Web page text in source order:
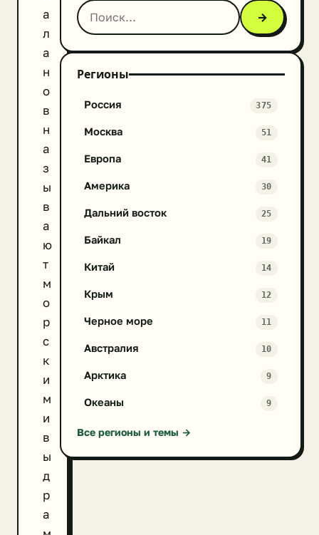
а
л
а
н
о
в
н
а
з
ы
в
а
ю
т
м
о
р
с
к
и
м
и
в
ы
д
р
а
→
Регионы
Россия 375
Москва 51
Европа 41
Америка 30
Дальний восток 25
Байкал 19
Китай 14
Крым 12
Черное море 11
Австралия 10
Арктика 9
Океаны 9
Все регионы и темы →